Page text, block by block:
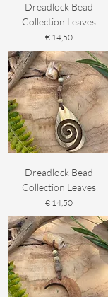
Dreadlock Bead
Collection Leaves
Prijs
€ 14,50
Dreadlock Bead
Collection Leaves
Prijs
€ 14,50